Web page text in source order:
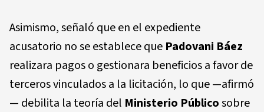
Asimismo, señaló que en el expediente
acusatorio no se establece que Padovani Báez
realizara pagos o gestionara beneficios a favor de
terceros vinculados a la licitación, lo que —afirmó
— debilita la teoría del Ministerio Públicosobre